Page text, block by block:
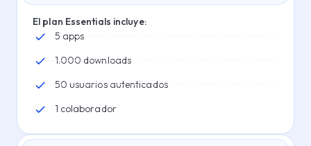
El plan Essentials incluye:
5 apps
1.000 downloads
50 usuarios autenticados
1 colaborador